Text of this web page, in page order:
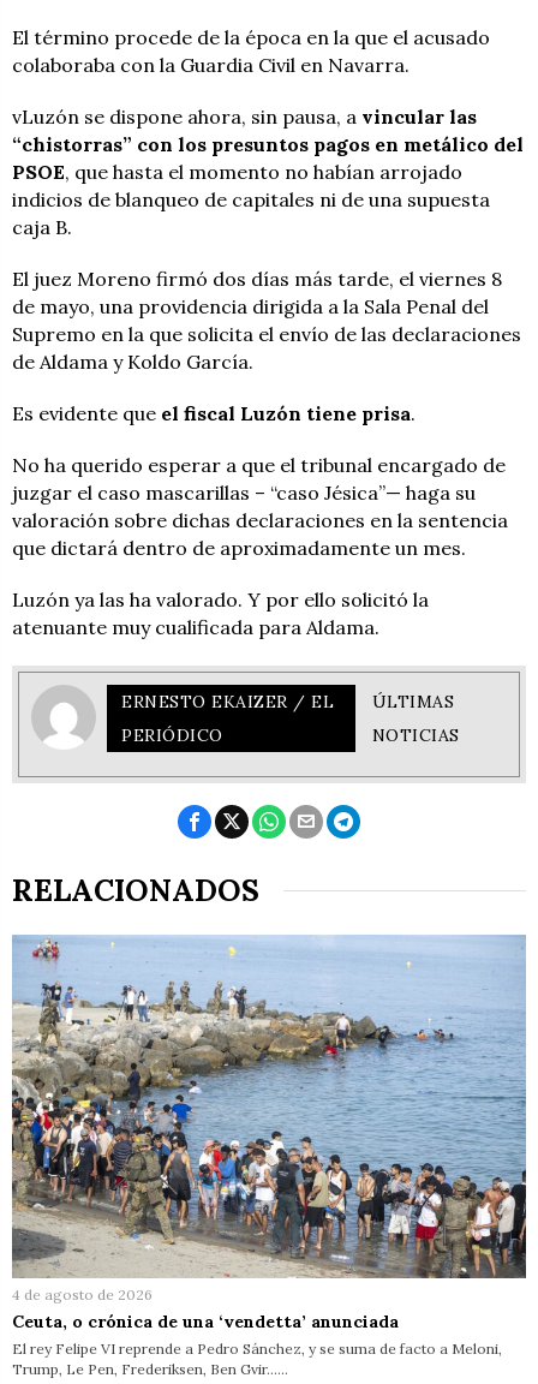
El término procede de la época en la que el acusado
colaboraba con la Guardia Civil en Navarra.
vLuzón se dispone ahora, sin pausa, a vincular las
“chistorras” con los presuntos pagos en metálico del
PSOE, que hasta el momento no habían arrojado
indicios de blanqueo de capitales ni de una supuesta
caja B.
El juez Moreno firmó dos días más tarde, el viernes 8
de mayo, una providencia dirigida a la Sala Penal del
Supremo en la que solicita el envío de las declaraciones
de Aldama y Koldo García.
Es evidente que el fiscal Luzón tiene prisa.
No ha querido esperar a que el tribunal encargado de
juzgar el caso mascarillas – “caso Jésica”— haga su
valoración sobre dichas declaraciones en la sentencia
que dictará dentro de aproximadamente un mes.
Luzón ya las ha valorado. Y por ello solicitó la
atenuante muy cualificada para Aldama.
ERNESTO EKAIZER / EL
PERIÓDICO
ÚLTIMAS
NOTICIAS
RELACIONADOS
4 de agosto de 2026
Ceuta, o crónica de una ‘vendetta’ anunciada
El rey Felipe VI reprende a Pedro Sánchez, y se suma de facto a Meloni,
Trump, Le Pen, Frederiksen, Ben Gvir……